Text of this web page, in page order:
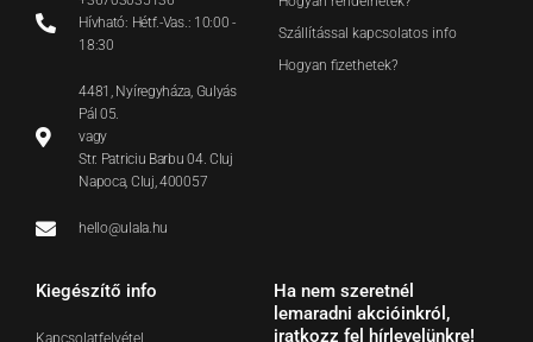
Hívható: Hétf.-Vas.: 10:00 -
18:30
4481, Nyíregyháza, Gulyás
Pál 05.
vagy
Str. Patriciu Barbu 04. Cluj
Napoca, Cluj, 400057
hello@ulala.hu
Szállítással kapcsolatos info
Hogyan fizethetek?
Kiegészítő info
Ha nem szeretnél
lemaradni akcióinkról,
iratkozz fel hírlevelünkre!